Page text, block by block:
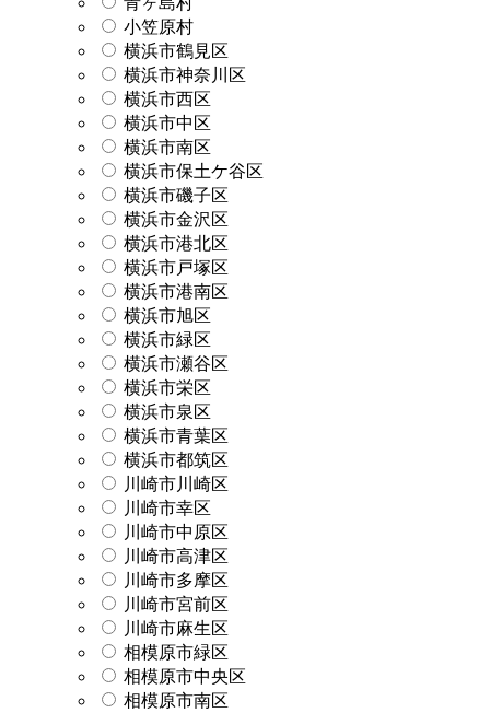
小笠原村
横浜市鶴見区
横浜市神奈川区
横浜市西区
横浜市中区
横浜市南区
横浜市保土ケ谷区
横浜市磯子区
横浜市金沢区
横浜市港北区
横浜市戸塚区
横浜市港南区
横浜市旭区
横浜市緑区
横浜市瀬谷区
横浜市栄区
横浜市泉区
横浜市青葉区
横浜市都筑区
川崎市川崎区
川崎市幸区
川崎市中原区
川崎市高津区
川崎市多摩区
川崎市宮前区
川崎市麻生区
相模原市緑区
相模原市中央区
相模原市南区